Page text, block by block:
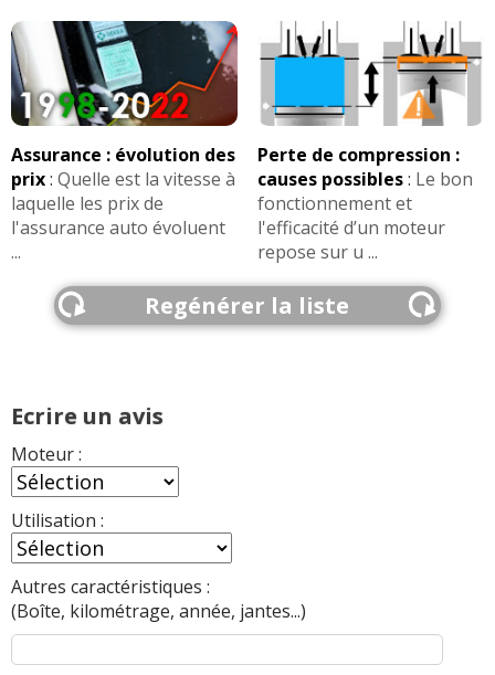
Assurance : évolution des
prix: Quelle est la vitesse à
laquelle les prix de
l'assurance auto évoluent
...
Perte de compression :
causes possibles: Le bon
fonctionnement et
l'efficacité d’un moteur
repose sur u ...
Regénérer la liste
Ecrire un avis
Moteur :
Utilisation :
Autres caractéristiques :
(Boîte, kilométrage, année, jantes...)